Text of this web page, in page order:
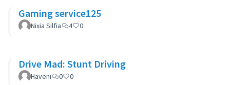
Gaming service125
Nixia Silfia 4 0
Drive Mad: Stunt Driving
Haveni 0 0